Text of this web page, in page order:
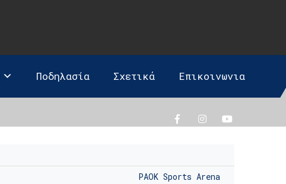
Ποδηλασία Σχετικά Επικοινωνια
PAOK Sports Arena